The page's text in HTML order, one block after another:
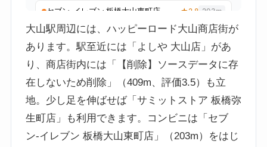
大山駅周辺には、ハッピーロード大山商店街が
あります。駅至近には「よしや 大山店」があ
り、商店街内には「【削除】ソースデータに存
在しないため削除」（409m、評価3.5）も立
地。少し足を伸ばせば「サミットストア 板橋弥
生町店」も利用できます。コンビニは「セブ
ン-イレブン 板橋大山東町店」（203m）をはじ